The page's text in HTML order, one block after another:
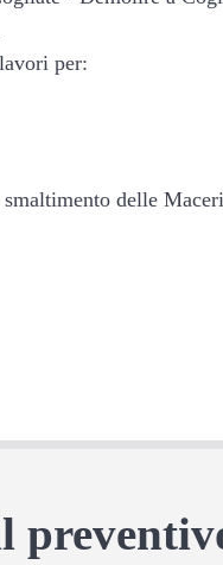
per:
delle